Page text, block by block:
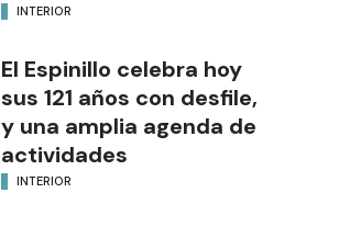
INTERIOR
El Espinillo celebra hoy
sus 121 años con desfile,
y una amplia agenda de
actividades
INTERIOR